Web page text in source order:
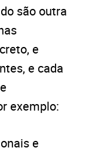
são outra
e
e cada
exemplo:
e